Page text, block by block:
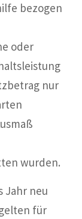
bezogen
oder
nur
wurden.
Jahr neu
für